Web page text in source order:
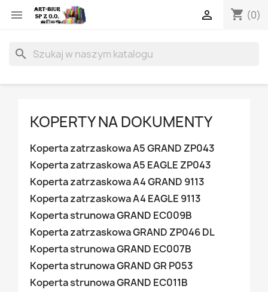
 shopping_cart (0)

search
KOPERTY NA DOKUMENTY
Koperta zatrzaskowa A5 GRAND ZP043
Koperta zatrzaskowa A5 EAGLE ZP043
Koperta zatrzaskowa A4 GRAND 9113
Koperta zatrzaskowa A4 EAGLE 9113
Koperta strunowa GRAND EC009B
Koperta zatrzaskowa GRAND ZP046 DL
Koperta strunowa GRAND EC007B
Koperta strunowa GRAND GR P053
Koperta strunowa GRAND EC011B